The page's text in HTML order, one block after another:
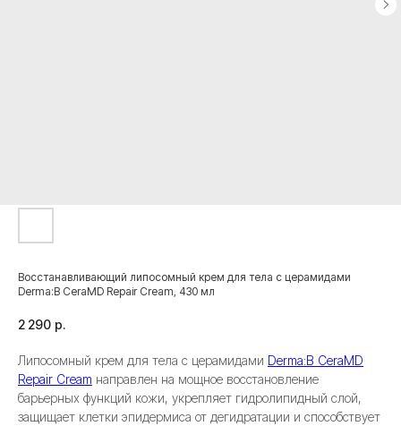
Восстанавливающий липосомный крем для тела с церамидами
Derma:B CeraMD Repair Cream, 430 мл
2 290 р.
Липосомный крем для тела с церамидами Derma:B CeraMD
Repair Cream направлен на мощное восстановление
барьерных функций кожи, укрепляет гидролипидный слой,
защищает клетки эпидермиса от дегидратации и способствует